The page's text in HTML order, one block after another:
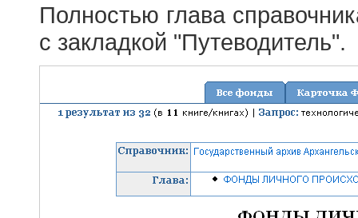
Полностью глава
с закладкой "Путеводитель".